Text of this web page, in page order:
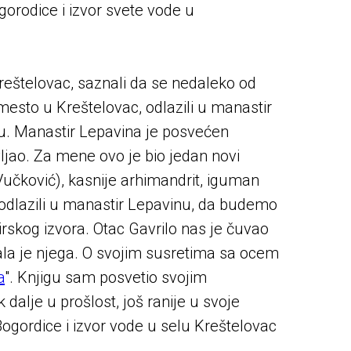
i izvor svete vode u
saznali da se nedaleko od
u Kreštelovac, odlazili u manastir
Manastir Lepavina je posvećen
Za mene ovo je bio jedan novi
kasnije arhimandrit, iguman
u manastir Lepavinu, da budemo
izvora. Otac Gavrilo nas je čuvao
je njega. O svojim susretima sa ocem
". Knjigu sam posvetio svojim
u prošlost, još ranije u svoje
i izvor vode u selu Kreštelovac